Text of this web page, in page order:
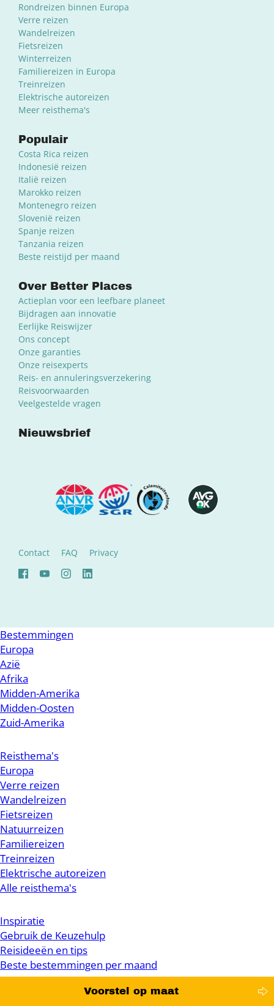
Voorstel op maat
Rondreizen binnen Europa
Verre reizen
Wandelreizen
Fietsreizen
Winterreizen
Familiereizen in Europa
Treinreizen
Elektrische autoreizen
Meer reisthema's
Populair
Costa Rica reizen
Indonesië reizen
Italië reizen
Marokko reizen
Montenegro reizen
Slovenië reizen
Spanje reizen
Tanzania reizen
Beste reistijd per maand
Over Better Places
Actieplan voor een leefbare planeet
Bijdragen aan innovatie
Eerlijke Reiswijzer
Ons concept
Onze garanties
Onze reisexperts
Reis- en annuleringsverzekering
Reisvoorwaarden
Veelgestelde vragen
Nieuwsbrief
Contact FAQ Privacy
Bestemmingen
Europa
Azië
Afrika
Midden-Amerika
Midden-Oosten
Zuid-Amerika
Reisthema's
Europa
Verre reizen
Wandelreizen
Fietsreizen
Natuurreizen
Familiereizen
Treinreizen
Elektrische autoreizen
Alle reisthema's
Inspiratie
Gebruik de Keuzehulp
Reisideeën en tips
Beste bestemmingen per maand